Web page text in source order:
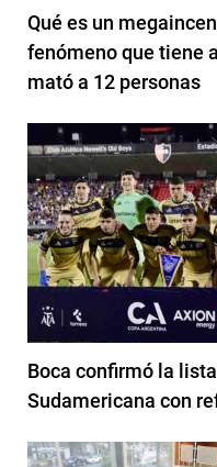
Qué es un
fenómeno que tiene
mató a 12 personas
Boca confirmó la
Sudamericana con